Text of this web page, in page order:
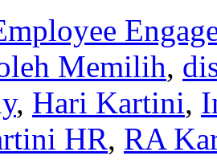
Memilih,
, Hari Kartini,
HR, RA